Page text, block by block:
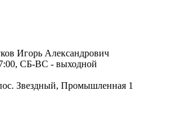
Игорь Александрович
СБ-ВС - выходной
Звездный, Промышленная 1